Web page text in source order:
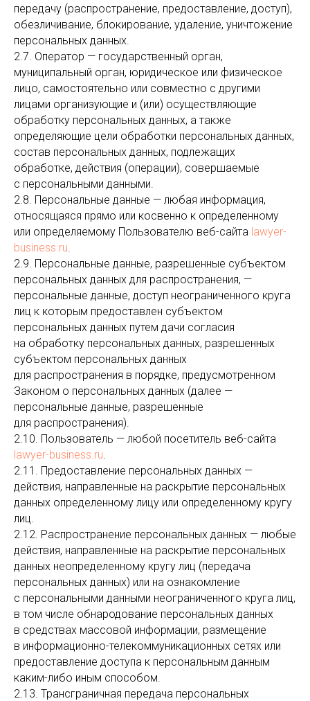
передачу (распространение, предоставление, доступ),
обезличивание, блокирование, удаление, уничтожение
персональных данных.
2.7. Оператор — государственный орган,
муниципальный орган, юридическое или физическое
лицо, самостоятельно или совместно с другими
лицами организующие и (или) осуществляющие
обработку персональных данных, а также
определяющие цели обработки персональных данных,
состав персональных данных, подлежащих
обработке, действия (операции), совершаемые
с персональными данными.
2.8. Персональные данные — любая информация,
относящаяся прямо или косвенно к определенному
или определяемому Пользователю веб-сайта lawyer-
business.ru.
2.9. Персональные данные, разрешенные субъектом
персональных данных для распространения, —
персональные данные, доступ неограниченного круга
лиц к которым предоставлен субъектом
персональных данных путем дачи согласия
на обработку персональных данных, разрешенных
субъектом персональных данных
для распространения в порядке, предусмотренном
Законом о персональных данных (далее —
персональные данные, разрешенные
для распространения).
2.10. Пользователь — любой посетитель веб-сайта
lawyer-business.ru.
2.11. Предоставление персональных данных —
действия, направленные на раскрытие персональных
данных определенному лицу или определенному кругу
лиц.
2.12. Распространение персональных данных — любые
действия, направленные на раскрытие персональных
данных неопределенному кругу лиц (передача
персональных данных) или на ознакомление
с персональными данными неограниченного круга лиц,
в том числе обнародование персональных данных
в средствах массовой информации, размещение
в информационно-телекоммуникационных сетях или
предоставление доступа к персональным данным
каким-либо иным способом.
2.13. Трансграничная передача персональных